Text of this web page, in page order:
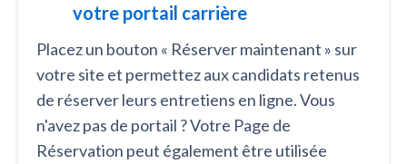
votre portail carrière
Placez un bouton « Réserver maintenant » sur
votre site et permettez aux candidats retenus
de réserver leurs entretiens en ligne. Vous
n'avez pas de portail ? Votre Page de
Réservation peut également être utilisée